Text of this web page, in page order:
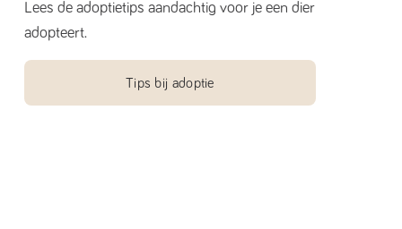
Lees de adoptietips aandachtig voor je een dier
adopteert.
Tips bij adoptie